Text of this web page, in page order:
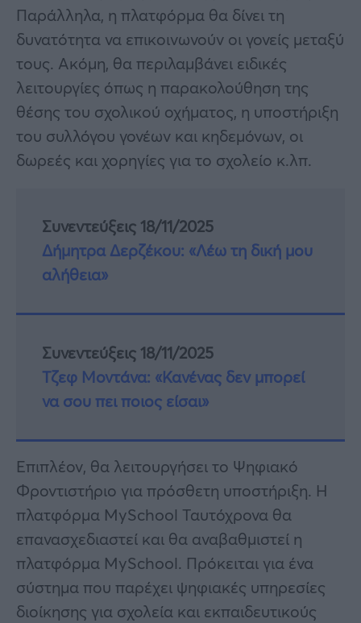
Παράλληλα, η πλατφόρμα θα δίνει τη
δυνατότητα να επικοινωνούν οι γονείς μεταξύ
τους. Ακόμη, θα περιλαμβάνει ειδικές
λειτουργίες όπως η παρακολούθηση της
θέσης του σχολικού οχήματος, η υποστήριξη
του συλλόγου γονέων και κηδεμόνων, οι
δωρεές και χορηγίες για το σχολείο κ.λπ.
Συνεντεύξεις 18/11/2025
Δήμητρα Δερζέκου: «Λέω τη δική μου
αλήθεια»
Συνεντεύξεις 18/11/2025
Τζεφ Μοντάνα: «Κανένας δεν μπορεί
να σου πει ποιος είσαι»
Επιπλέον, θα λειτουργήσει το Ψηφιακό
Φροντιστήριο για πρόσθετη υποστήριξη. Η
πλατφόρμα MySchool Ταυτόχρονα θα
επανασχεδιαστεί και θα αναβαθμιστεί η
πλατφόρμα MySchool. Πρόκειται για ένα
σύστημα που παρέχει ψηφιακές υπηρεσίες
διοίκησης για σχολεία και εκπαιδευτικούς